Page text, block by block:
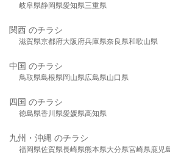
岐阜県静岡県愛知県三重県
関西 のチラシ
滋賀県京都府大阪府兵庫県奈良県和歌山県
中国 のチラシ
鳥取県島根県岡山県広島県山口県
四国 のチラシ
徳島県香川県愛媛県高知県
九州・沖縄 のチラシ
福岡県佐賀県長崎県熊本県大分県宮崎県鹿児